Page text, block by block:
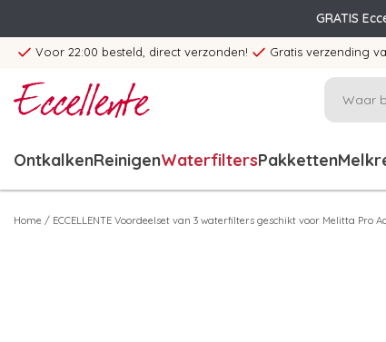
GRATIS
Voor 22:00 besteld, direct verzonden! Gratis verzending
OntkalkenReinigenWaterfiltersPakketten
Home / ECCELLENTE Voordeelset van 3 waterfilters geschikt voor Melitta Pro